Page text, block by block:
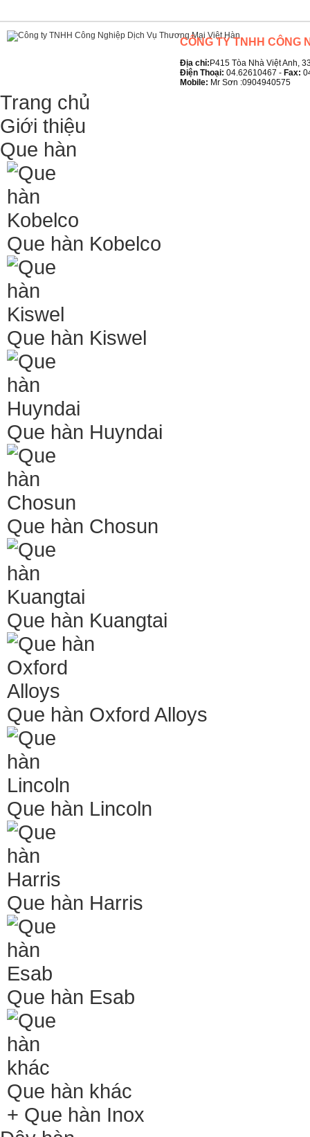
CÔNG TY TNHH CÔNG
Địa chỉ: P415 Tòa Nhà Việt Anh,
Điện Thoại: 04.62610467 - Fax:
Mobile: Mr Sơn :0904940575
Trang chủ
Giới thiệu
Que hàn
Que hàn Kobelco
Que hàn Kiswel
Que hàn Huyndai
Que hàn Chosun
Que hàn Kuangtai
Que hàn Oxford Alloys
Que hàn Lincoln
Que hàn Harris
Que hàn Esab
Que hàn khác
+ Que hàn Inox